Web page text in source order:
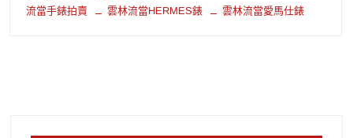
流當手錶拍賣 雲林流當HERMES錶 雲林流當愛馬仕錶